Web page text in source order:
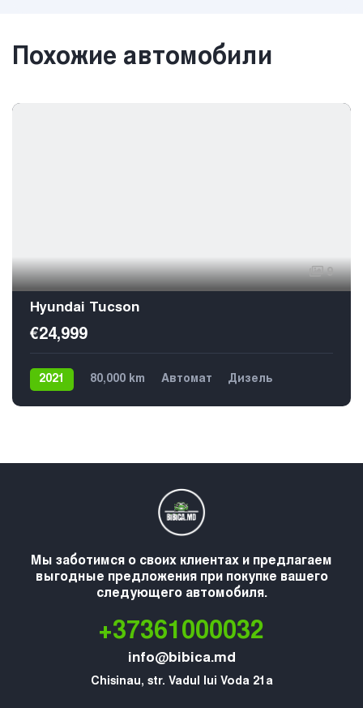
Похожие автомобили
9
Hyundai Tucson
€24,999
2021 80,000 km Автомат
Дизель
Мы заботимся о своих клиентах и предлагаем
выгодные предложения при покупке вашего
следующего автомобиля.
+37361000032
info@bibica.md
Chisinau, str. Vadul lui Voda 21a